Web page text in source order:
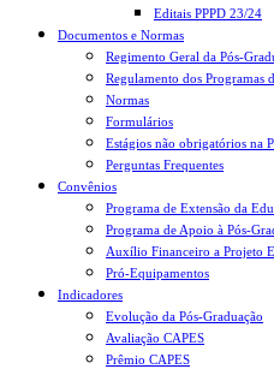
Editais PPPD 23/24
Documentos e Normas
Regimento Geral da Pós-
Regulamento dos Programas
Normas
Formulários
Estágios não obrigatórios na
Perguntas Frequentes
Convênios
Programa de Extensão da
Programa de Apoio à Pós-
Auxílio Financeiro a Projeto
Pró-Equipamentos
Indicadores
Evolução da Pós-Graduação
Avaliação CAPES
Prêmio CAPES